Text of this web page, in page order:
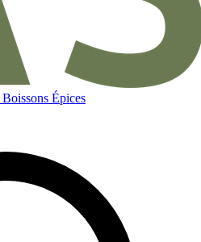
Boissons Épices